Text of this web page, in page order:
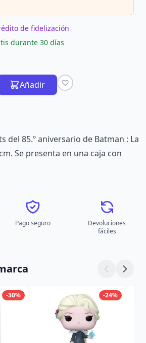
de fidelización
durante 30 días
Añadir
del 85.º aniversario de Batman : La
Se presenta en una caja con
Pago seguro
Devoluciones
fáciles
-30% -24%